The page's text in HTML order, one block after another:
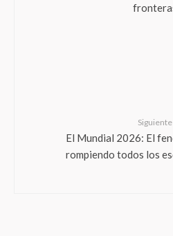
Siguiente
El Mundial 2026: El
rompiendo todos los